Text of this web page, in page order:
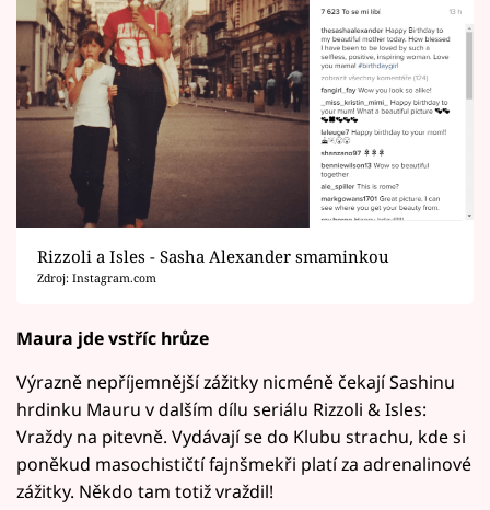
Rizzoli a Isles - Sasha Alexander smaminkou
Zdroj: Instagram.com
Maura jde vstříc hrůze
Výrazně nepříjemnější zážitky nicméně čekají Sashinu
hrdinku Mauru v dalším dílu seriálu Rizzoli & Isles:
Vraždy na pitevně. Vydávají se do Klubu strachu, kde si
poněkud masochističtí fajnšmekři platí za adrenalinové
zážitky. Někdo tam totiž vraždil!